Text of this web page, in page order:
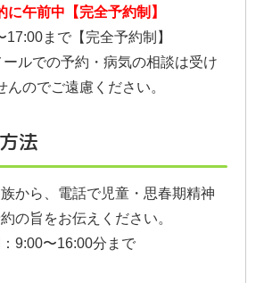
に午前中【完全予約制】
17:00まで【完全予約制】
ルでの予約・病気の相談は受け
んのでご遠慮ください。
法
から、電話で児童・思春期精神
の旨をお伝えください。
9:00〜16:00分まで